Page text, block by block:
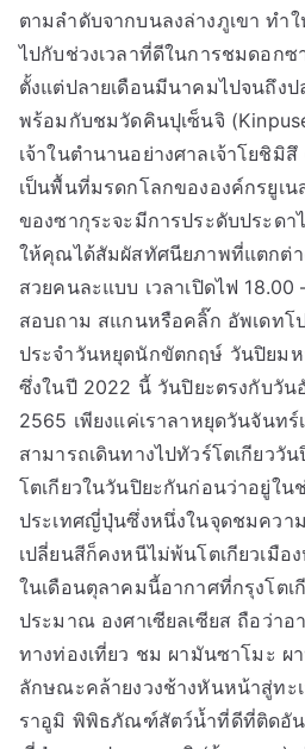
ตามลำดับจากบนลงล่างภูเขา ทำใ
ไปกับช่วงเวลาที่ดีในการชมดอกซ
ตั้งแต่ปลายเดือนมีนาคมไปจนถึงป
พร้อมกับชมวัดคินปุเซ็นจิ
เจ้าในตำนานอย่างศาลเจ้าโยชิมิ
เป็นพื้นที่มรดกโลกขององค์กรยูเ
ของซากุระจะมีการประดับประดา
ให้คุณได้สัมผัสทัศนียภาพที่แตกต่า
สวยคนละแบบ เวลาเปิดไฟ
สอบถาม สแกนหรือคลิ๊ก อัพเดทโ
ประจำวันหยุดนักขัตกฤษ์ วันปิยม
ซึ่งในปี 2022 นี้ วันปิยะตรงกับวัน
2565 เพียงแค่เราลาหยุดวันจันทร์
สามารถเดินทางไปทัวร์โตเกียววั
โตเกียวในวันปิยะกันก่อนว่าอยู่ใน
ประเทศญี่ปุ่นซึ่งหนึ่งในจุดชมควา
เปลี่ยนสีก็คงหนีไม่พ้นโตเกียวเมือ
ในเดือนตุลาคมนี้อากาศที่กรุงโตเ
ประมาณ องศาเซียลเซียส ถือว่า
ทางท่องเที่ยว ชม ผามันซาโมะ ผ
ลักษณะคล้ายงวงช้างหันหน้าสู่ท
ราอูมิ พิพิธภัณฑ์สัตว์น้ำที่ดีที่ติดอัน